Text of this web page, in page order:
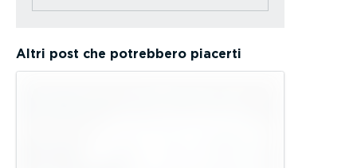
Altri post che potrebbero piacerti